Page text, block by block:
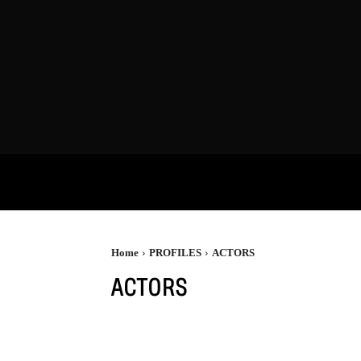
Home PROFILES ACTORS
ACTORS